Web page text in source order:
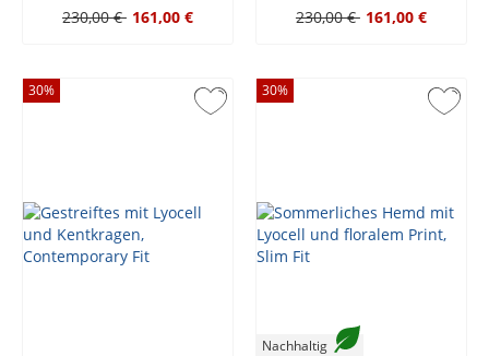
230,00 € 161,00 €
230,00 € 161,00 €
30% 30%
Nachhaltig